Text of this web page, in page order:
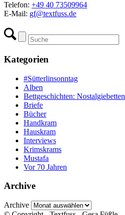
Telefon: +49 40 73509964
E-Mail: gf@textfuss.de
Kategorien
#Sütterlinsonntag
Alben
Bettgeschichten: Nostalgiebetten
Briefe
Bücher
Handkram
Hauskram
Interviews
Krimskrams
Mustafa
Vor 70 Jahren
Archive
Archive